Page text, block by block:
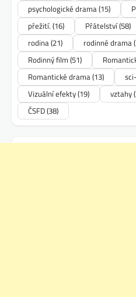
psychologické drama(15)
přežití. (16) Přátelství(58)
rodina(21) rodinné drama
Rodinný film (51)
Romantické drama(13)
Vizuální efekty(19) vztahy
ČSFD(38)